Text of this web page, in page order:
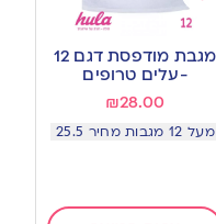
Add
to
wishlist
מגבת מודפסת דגם 12
-עלים טרופים
₪28.00
מעל 12 מגבות מחיר 25.5